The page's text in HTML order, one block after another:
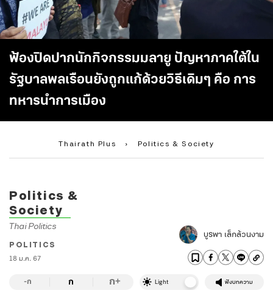
ฟ้องปิดปากนักกิจกรรมมลายู ปัญหาภาคใต้ใน
รัฐบาลพลเรือนยังถูกแก้ด้วยวิธีเดิมๆ คือ การ
ทหารนำการเมือง
Thairath Plus › Politics & Society
Politics &
Society
Thai Politics
POLITICS
18 ม.ค. 67
บูรพา เล็กล้วนงาม
-ก ก ก+ Light ฟังบทความ